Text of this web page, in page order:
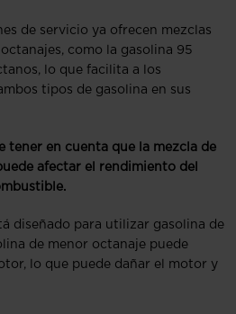
de servicio ya ofrecen mezclas
como la gasolina 95
lo que facilita a los
tipos de gasolina en sus
tener en cuenta que la mezcla de
afectar el rendimiento del
diseñado para utilizar gasolina de
de menor octanaje puede
lo que puede dañar el motor y